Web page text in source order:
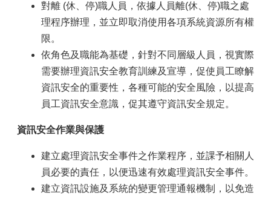
對離 (休、停)職人員，依據人員離(休、停)職之處
理程序辦理，並立即取消使用各項系統資源所有權
限。
依角色及職能為基礎，針對不同層級人員，視實際
需要辦理資訊安全教育訓練及宣導，促使員工瞭解
資訊安全的重要性，各種可能的安全風險，以提高
員工資訊安全意識，促其遵守資訊安全規定。
資訊安全作業與保護
建立處理資訊安全事件之作業程序，並課予相關人
員必要的責任，以便迅速有效處理資訊安全事件。
建立資訊設施及系統的變更管理通報機制，以免造